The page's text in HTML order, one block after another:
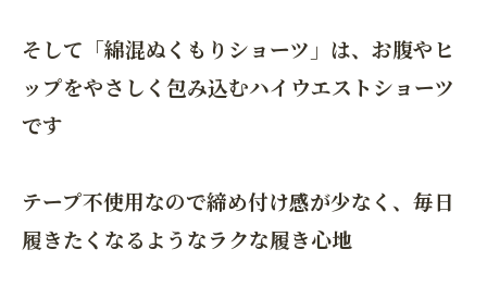
そして「綿混ぬくもりショーツ」は、お腹やヒ
ップをやさしく包み込むハイウエストショーツ
です
テープ不使用なので締め付け感が少なく、毎日
履きたくなるようなラクな履き心地